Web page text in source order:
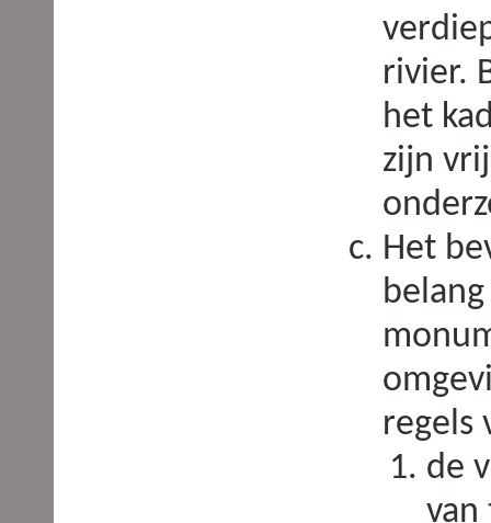
rivier.
het
zijn
Het
regels
de
van